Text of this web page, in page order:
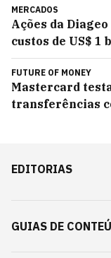
MERCADOS
Ações da
custos de US$ 1
FUTURE OF MONEY
Mastercard
transferências
EDITORIAS
GUIAS DE